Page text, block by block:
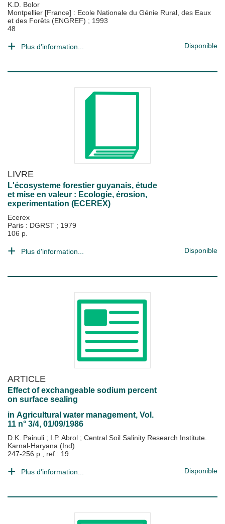
K.D. Bolor
Montpellier [France] : Ecole Nationale du Génie Rural, des Eaux
et des Forêts (ENGREF) ; 1993
48
Plus d'information... Disponible
LIVRE
L'écosysteme forestier guyanais, étude
et mise en valeur : Ecologie, érosion,
experimentation (ECEREX)
Ecerex
Paris : DGRST ; 1979
106 p.
Plus d'information... Disponible
ARTICLE
Effect of exchangeable sodium percent
on surface sealing
in Agricultural water management, Vol.
11 n° 3/4, 01/09/1986
D.K. Painuli ; I.P. Abrol ; Central Soil Salinity Research Institute.
Karnal-Haryana (Ind)
247-256 p., ref.: 19
Plus d'information... Disponible